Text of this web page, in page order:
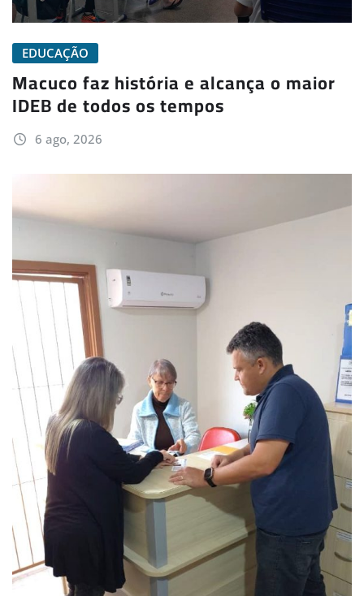
EDUCAÇÃO
Macuco faz história e alcança o maior
IDEB de todos os tempos
6 ago, 2026